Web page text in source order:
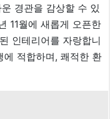
경관을 감상할 수 있
11월에 새롭게 오픈한
인테리어를 자랑합니
적합하며, 쾌적한 환